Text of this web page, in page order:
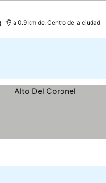
a 0.9 km de: Centro de la ciudad